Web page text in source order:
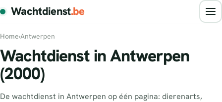
Wachtdienst.be
Home›Antwerpen
Wachtdienst in Antwerpen
(2000)
De wachtdienst in Antwerpen op één pagina: dierenarts,